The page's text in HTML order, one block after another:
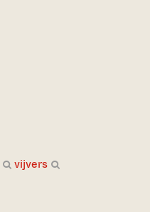
vijvers